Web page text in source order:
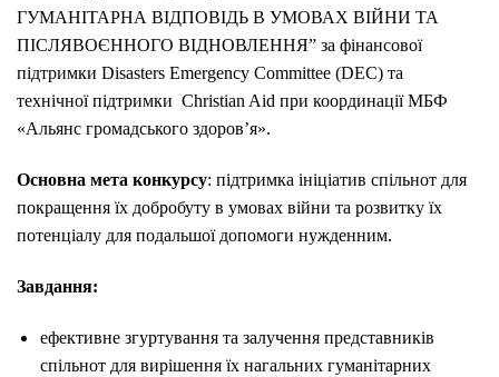
ГУМАНІТАРНА ВІДПОВІДЬ В УМОВАХ ВІЙНИ ТА
ПІСЛЯВОЄННОГО ВІДНОВЛЕННЯ” за фінансової
підтримки Disasters Emergency Committee (DEC) та
технічної підтримки Christian Aid при координації МБФ
«Альянс громадського здоров’я».
Основна мета конкурсу: підтримка ініціатив спільнот для
покращення їх добробуту в умовах війни та розвитку їх
потенціалу для подальшої допомоги нужденним.
Завдання:
ефективне згуртування та залучення представників
спільнот для вирішення їх нагальних гуманітарних